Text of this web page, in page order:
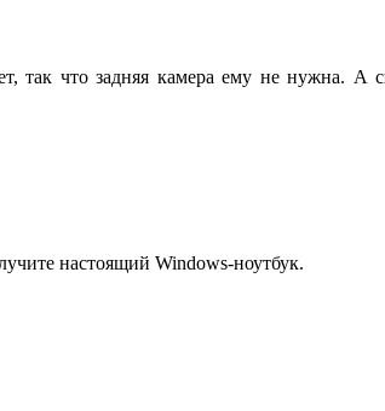
так что задняя камера ему не нужна. А
настоящий Windows-ноутбук.